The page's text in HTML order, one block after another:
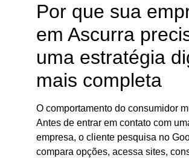
Por que sua
em Ascurra
uma estratégia
mais completa
O comportamento do consumidor
Antes de entrar em contato com
empresa, o cliente pesquisa no
compara opções, acessa sites,